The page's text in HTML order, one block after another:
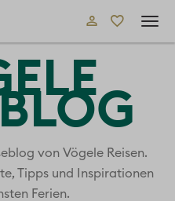
von Vögele Reisen.
Tipps und Inspirationen
Ferien.